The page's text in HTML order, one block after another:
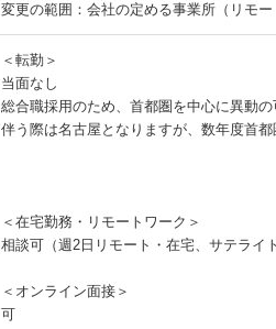
変更の範囲：会社の定める事業所（リモー
＜転勤＞
当面なし
総合職採用のため、首都圏を中心に異動
伴う際は名古屋となりますが、数年度首
＜在宅勤務・リモートワーク＞
相談可（週2日リモート・在宅、サテライト
＜オンライン面接＞
可